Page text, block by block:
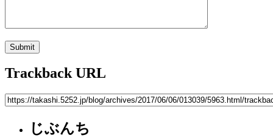
Trackback URL
じぶんち